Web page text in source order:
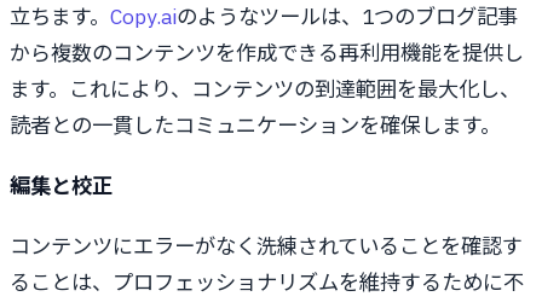
立ちます。 Copy.aiのようなツールは、1つのブログ記事
から複数のコンテンツを作成できる再利用機能を提供し
ます。これにより、コンテンツの到達範囲を最大化し、
読者との一貫したコミュニケーションを確保します。
編集と校正
コンテンツにエラーがなく洗練されていることを確認す
ることは、プロフェッショナリズムを維持するために不